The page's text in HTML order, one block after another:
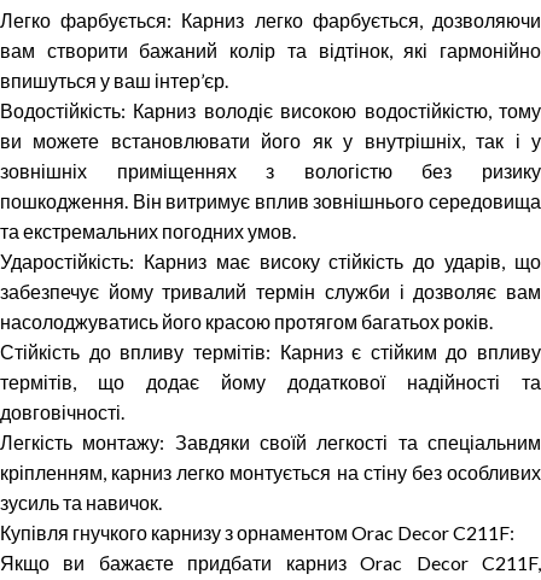
Легко фарбується: Карниз легко фарбується, дозволяючи
вам створити бажаний колір та відтінок, які гармонійно
впишуться у ваш інтер’єр.
Водостійкість: Карниз володіє високою водостійкістю, тому
ви можете встановлювати його як у внутрішніх, так і у
зовнішніх приміщеннях з вологістю без ризику
пошкодження. Він витримує вплив зовнішнього середовища
та екстремальних погодних умов.
Ударостійкість: Карниз має високу стійкість до ударів, що
забезпечує йому тривалий термін служби і дозволяє вам
насолоджуватись його красою протягом багатьох років.
Стійкість до впливу термітів: Карниз є стійким до впливу
термітів, що додає йому додаткової надійності та
довговічності.
Легкість монтажу: Завдяки своїй легкості та спеціальним
кріпленням, карниз легко монтується на стіну без особливих
зусиль та навичок.
Купівля гнучкого карнизу з орнаментом Orac Decor C211F:
Якщо ви бажаєте придбати карниз Orac Decor C211F,